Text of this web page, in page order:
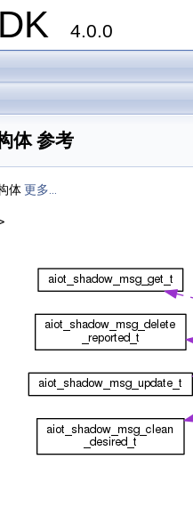
4.0.0
体 参考
体更多...